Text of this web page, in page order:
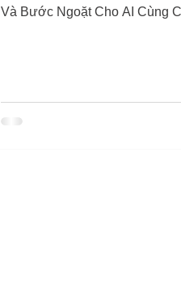
Và Bước Ngoặt Cho AI Cùng